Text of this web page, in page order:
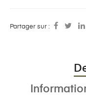
Partager sur :